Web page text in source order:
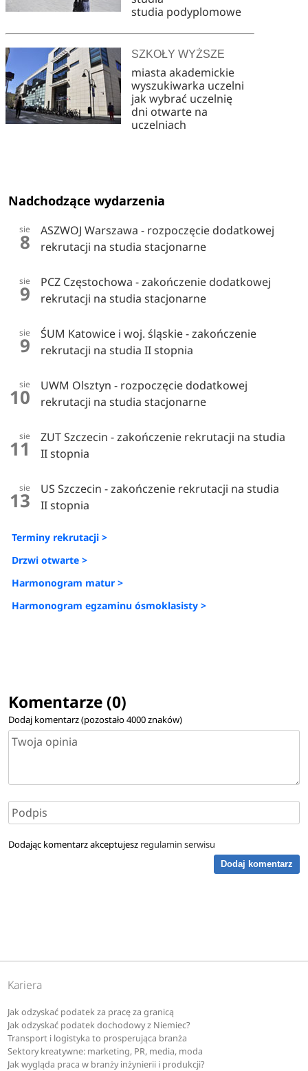
studia podyplomowe
SZKOŁY WYŻSZE
miasta akademickie
wyszukiwarka uczelni
jak wybrać uczelnię
dni otwarte na
uczelniach
Nadchodzące wydarzenia
sie
8
ASZWOJ Warszawa - rozpoczęcie dodatkowej
rekrutacji na studia stacjonarne
sie
9
PCZ Częstochowa - zakończenie dodatkowej
rekrutacji na studia stacjonarne
sie
9
ŚUM Katowice i woj. śląskie - zakończenie
rekrutacji na studia II stopnia
sie
10
UWM Olsztyn - rozpoczęcie dodatkowej
rekrutacji na studia stacjonarne
sie
11
ZUT Szczecin - zakończenie rekrutacji na studia
II stopnia
sie
13
US Szczecin - zakończenie rekrutacji na studia
II stopnia
Terminy rekrutacji >
Drzwi otwarte >
Harmonogram matur >
Harmonogram egzaminu ósmoklasisty >
Komentarze (0)
Dodaj komentarz (pozostało4000znaków)
Dodając komentarz akceptujesz regulamin serwisu
Dodaj komentarz
Kariera
Jak odzyskać podatek za pracę za granicą
Jak odzyskać podatek dochodowy z Niemiec?
Transport i logistyka to prosperująca branża
Sektory kreatywne: marketing, PR, media, moda
Jak wygląda praca w branży inżynierii i produkcji?